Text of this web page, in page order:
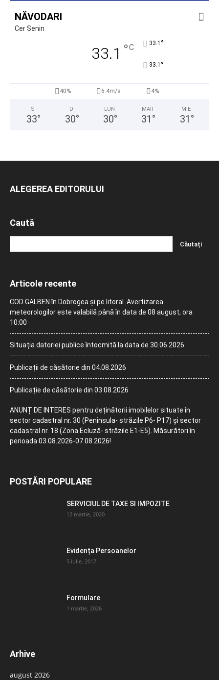
NĂVODARI
Cer Senin
33.1 °C 33.1 °
33.1 °
40% 6.4m/s 4%
S
33°
D
30°
LUN
30°
MAR
31 °
MIE
31 °
ALEGEREA EDITORULUI
Caută
Articole recente
COD GALBEN în Dobrogea și pe litoral. Avertizarea
meteorologilor este valabilă până în data de 08 august, ora
10:00
Situația datoriei publice întocmită la data de 30.06.2026
Publicații de căsătorie din 04.08.2026
Publicație de căsătorie din 03.08.2026
ANUNȚ DE INTERES pentru deținătorii imobilelor situate în
sector cadastral nr. 30 (Peninsula- străzile P6- P17) și sector
cadastral nr. 18 (Zona Ecluză- străzile E1-E5). Măsurători în
perioada 03.08.2026-07.08.2026!
POSTĂRI POPULARE
SERVICIUL DE TAXE SI IMPOZITE
12 martie, 2020
Evidența Persoanelor
5 iulie, 2017
Formulare
1 martie, 2026
Arhive
august 2026